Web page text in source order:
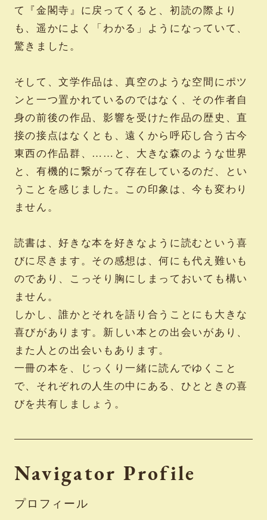
て『金閣寺』に戻ってくると、初読の際より
も、遥かによく「わかる」ようになっていて、
驚きました。
そして、文学作品は、真空のような空間にポツ
ンと一つ置かれているのではなく、その作者自
身の前後の作品、影響を受けた作品の歴史、直
接の接点はなくとも、遠くから呼応し合う古今
東西の作品群、……と、大きな森のような世界
と、有機的に繋がって存在しているのだ、とい
うことを感じました。この印象は、今も変わり
ません。
読書は、好きな本を好きなように読むという喜
びに尽きます。その感想は、何にも代え難いも
のであり、こっそり胸にしまっておいても構い
ません。
しかし、誰かとそれを語り合うことにも大きな
喜びがあります。新しい本との出会いがあり、
また人との出会いもあります。
一冊の本を、じっくり一緒に読んでゆくこと
で、それぞれの人生の中にある、ひとときの喜
びを共有しましょう。
Navigator Profile
プロフィール